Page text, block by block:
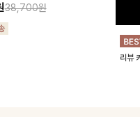
38,700원
리뷰